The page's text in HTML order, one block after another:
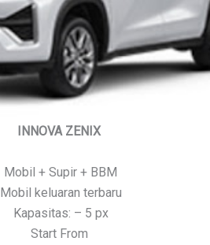
INNOVA ZENIX
Mobil + Supir + BBM
Mobil keluaran terbaru
Kapasitas: – 5 px
Start From